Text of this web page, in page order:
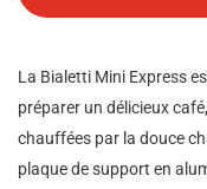
La Bialetti Mini Express
préparer un délicieux
chauffées par la douce
plaque de support en